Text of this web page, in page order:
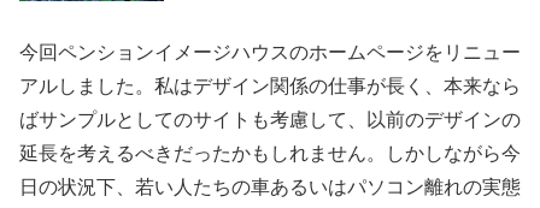
今回ペンションイメージハウスのホームページをリニュー
アルしました。私はデザイン関係の仕事が長く、本来なら
ばサンプルとしてのサイトも考慮して、以前のデザインの
延長を考えるべきだったかもしれません。しかしながら今
日の状況下、若い人たちの車あるいはパソコン離れの実態